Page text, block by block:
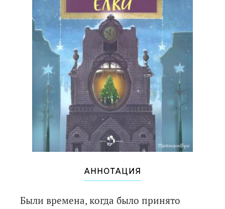
АННОТАЦИЯ
Были времена, когда было принято